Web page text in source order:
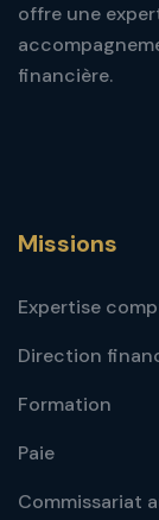
offre une
financière.
Missions
Expertise
Direction
Formation
Paie
Commissariat